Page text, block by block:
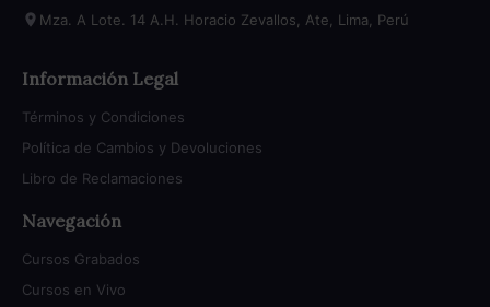
Mza. A Lote. 14 A.H. Horacio Zevallos, Ate, Lima, Perú
Información Legal
Términos y Condiciones
Política de Cambios y Devoluciones
Libro de Reclamaciones
Navegación
Cursos Grabados
Cursos en Vivo